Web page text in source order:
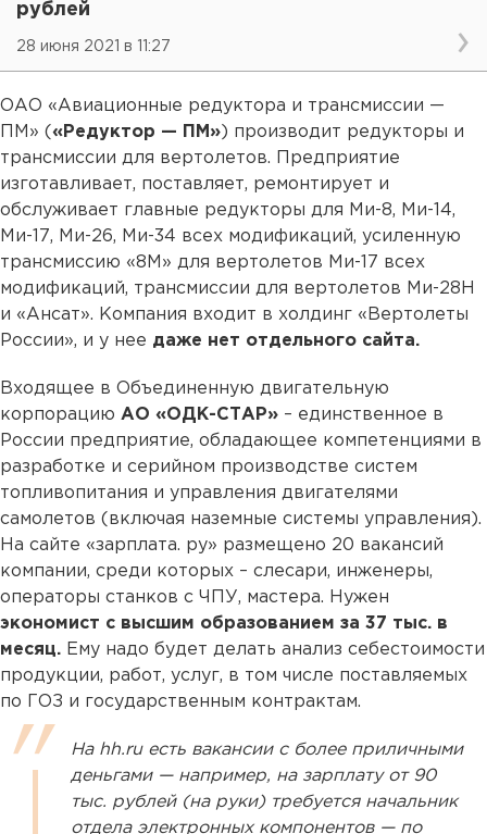
рублей
28 июня 2021 в 11:27
ОАО «Авиационные редуктора и трансмиссии —
ПМ» ( «Редуктор — ПМ» ) производит редукторы и
трансмиссии для вертолетов. Предприятие
изготавливает, поставляет, ремонтирует и
обслуживает главные редукторы для Ми-8, Ми-14,
Ми-17, Ми-26, Ми-34 всех модификаций, усиленную
трансмиссию «8М» для вертолетов Ми-17 всех
модификаций, трансмиссии для вертолетов Ми-28Н
и «Ансат». Компания входит в холдинг «Вертолеты
России», и у нее даже нет отдельного сайта.
Входящее в Объединенную двигательную
корпорацию АО «ОДК-СТАР» – единственное в
России предприятие, обладающее компетенциями в
разработке и серийном производстве систем
топливопитания и управления двигателями
самолетов (включая наземные системы управления).
На сайте «зарплата. ру» размещено 20 вакансий
компании, среди которых – слесари, инженеры,
операторы станков с ЧПУ, мастера. Нужен
экономист с высшим образованием за 37 тыс. в
месяц. Ему надо будет делать анализ себестоимости
продукции, работ, услуг, в том числе поставляемых
по ГОЗ и государственным контрактам.
На hh.ru есть вакансии с более приличными
деньгами — например, на зарплату от 90
тыс. рублей (на руки) требуется начальник
отдела электронных компонентов — по